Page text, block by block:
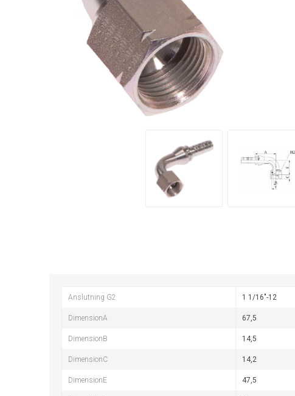
Anslutning G2 1 1/16"-12
DimensionA 67,5
DimensionB 14,5
DimensionC 14,2
DimensionE 47,5